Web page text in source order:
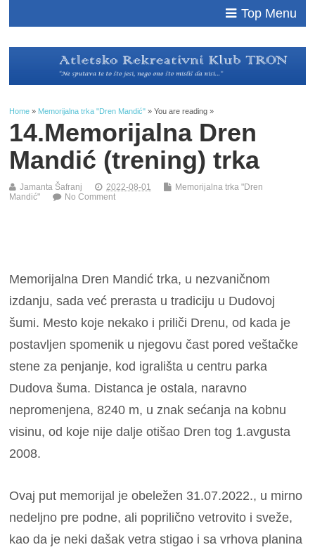
Top Menu
Home » Memorijalna trka "Dren Mandić" » You are reading »
14.Memorijalna Dren
Mandić (trening) trka
Jamanta Šafranj 2022-08-01
Memorijalna trka "Dren
Mandić"
No Comment
Memorijalna Dren Mandić trka, u nezvaničnom
izdanju, sada već prerasta u tradiciju u Dudovoj
šumi. Mesto koje nekako i priliči Drenu, od kada je
postavljen spomenik u njegovu čast pored veštačke
stene za penjanje, kod igrališta u centru parka
Dudova šuma. Distanca je ostala, naravno
nepromenjena, 8240 m, u znak sećanja na kobnu
visinu, od koje nije dalje otišao Dren tog 1.avgusta
2008.
Ovaj put memorijal je obeležen 31.07.2022., u mirno
nedeljno pre podne, ali poprilično vetrovito i sveže,
kao da je neki dašak vetra stigao i sa vrhova planina